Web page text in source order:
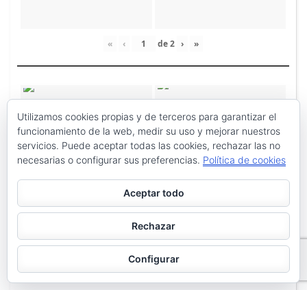
« ‹ de2 › »
Utilizamos cookies propias y de terceros para garantizar el
funcionamiento de la web, medir su uso y mejorar nuestros
servicios. Puede aceptar todas las cookies, rechazar las no
necesarias o configurar sus preferencias. Política de cookies
Aceptar todo
Rechazar
Configurar